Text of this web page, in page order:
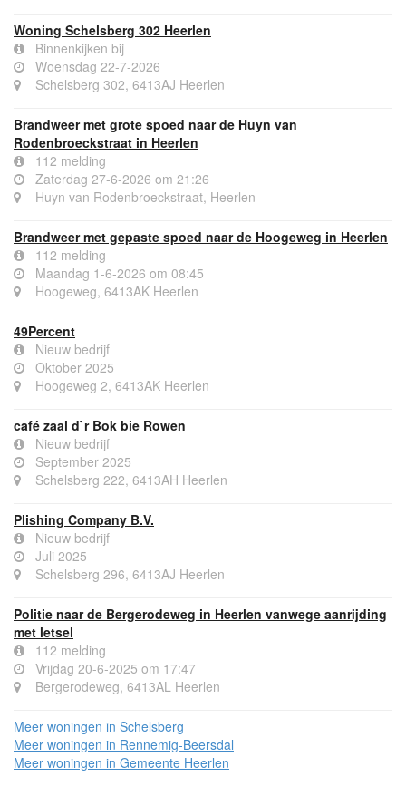
Woning Schelsberg 302 Heerlen
Binnenkijken bij
Woensdag 22-7-2026
Schelsberg 302, 6413AJ Heerlen
Brandweer met grote spoed naar de Huyn van
Rodenbroeckstraat in Heerlen
112 melding
Zaterdag 27-6-2026 om 21:26
Huyn van Rodenbroeckstraat, Heerlen
Brandweer met gepaste spoed naar de Hoogeweg in Heerlen
112 melding
Maandag 1-6-2026 om 08:45
Hoogeweg, 6413AK Heerlen
49Percent
Nieuw bedrijf
Oktober 2025
Hoogeweg 2, 6413AK Heerlen
café zaal d`r Bok bie Rowen
Nieuw bedrijf
September 2025
Schelsberg 222, 6413AH Heerlen
Plishing Company B.V.
Nieuw bedrijf
Juli 2025
Schelsberg 296, 6413AJ Heerlen
Politie naar de Bergerodeweg in Heerlen vanwege aanrijding
met letsel
112 melding
Vrijdag 20-6-2025 om 17:47
Bergerodeweg, 6413AL Heerlen
Meer woningen in Schelsberg
Meer woningen in Rennemig-Beersdal
Meer woningen in Gemeente Heerlen